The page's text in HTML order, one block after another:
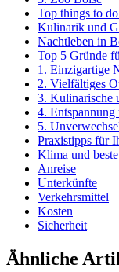
Top things to
Kulinarik und
Nachtleben in
Top 5 Gründe
1. Einzigartige
2. Vielfältiges
3. Kulinarische
4. Entspannung
5.
Praxistipps für
Klima und
Anreise
Unterkünfte
Verkehrsmittel
Kosten
Sicherheit
Ähnliche